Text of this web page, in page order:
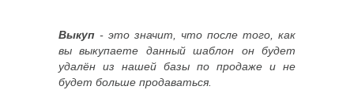
Выкуп - это значит, что после того, как
вы выкупаете данный шаблон он будет
удалён из нашей базы по продаже и не
будет больше продаваться.